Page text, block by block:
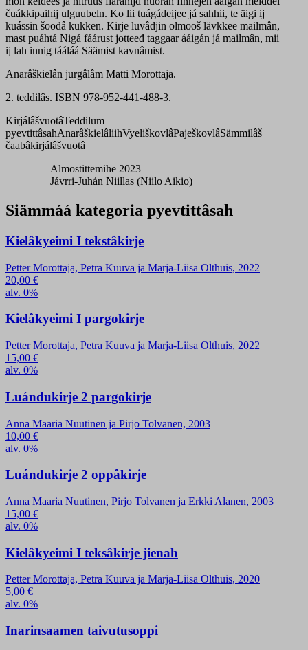
čuákkipaihij ulguubeln. Ko lii tuágádeijee já sahhii, te äigi ij
kuássin šoodâ kukken. Kirje luvâdjin olmooš lävkkee mailmân,
mast puáhtá Nigá fáárust jotteeđ taggaar ááigán já mailmân, mii
ij lah innig tááláá Säämist kavnâmist.
Anarâškielân jurgâlâm Matti Morottaja.
2. teddilâs. ISBN 978-952-441-488-3.
KirjálâšvuotâTeddilum
pyevtittâsahAnarâškielâliihVyeliškovlâPaješkovlâSämmilâš
čaabâkirjálâšvuotâ
Almostittemihe 2023
Jávrri-Juhán Niillas (Niilo Aikio)
Siämmáá kategoria pyevtittâsah
Kielâkyeimi I tekstâkirje
Petter Morottaja, Petra Kuuva ja Marja-Liisa Olthuis, 2022
20,00 €
alv. 0%
Kielâkyeimi I pargokirje
Petter Morottaja, Petra Kuuva ja Marja-Liisa Olthuis, 2022
15,00 €
alv. 0%
Luándukirje 2 pargokirje
Anna Maaria Nuutinen ja Pirjo Tolvanen, 2003
10,00 €
alv. 0%
Luándukirje 2 oppâkirje
Anna Maaria Nuutinen, Pirjo Tolvanen ja Erkki Alanen, 2003
15,00 €
alv. 0%
Kielâkyeimi I teksâkirje jienah
Petter Morottaja, Petra Kuuva ja Marja-Liisa Olthuis, 2020
5,00 €
alv. 0%
Inarinsaamen taivutusoppi